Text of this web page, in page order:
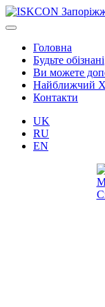
Головна
Будьте обізнані
Ви можете
Найближчий
Контакти
UK
RU
EN